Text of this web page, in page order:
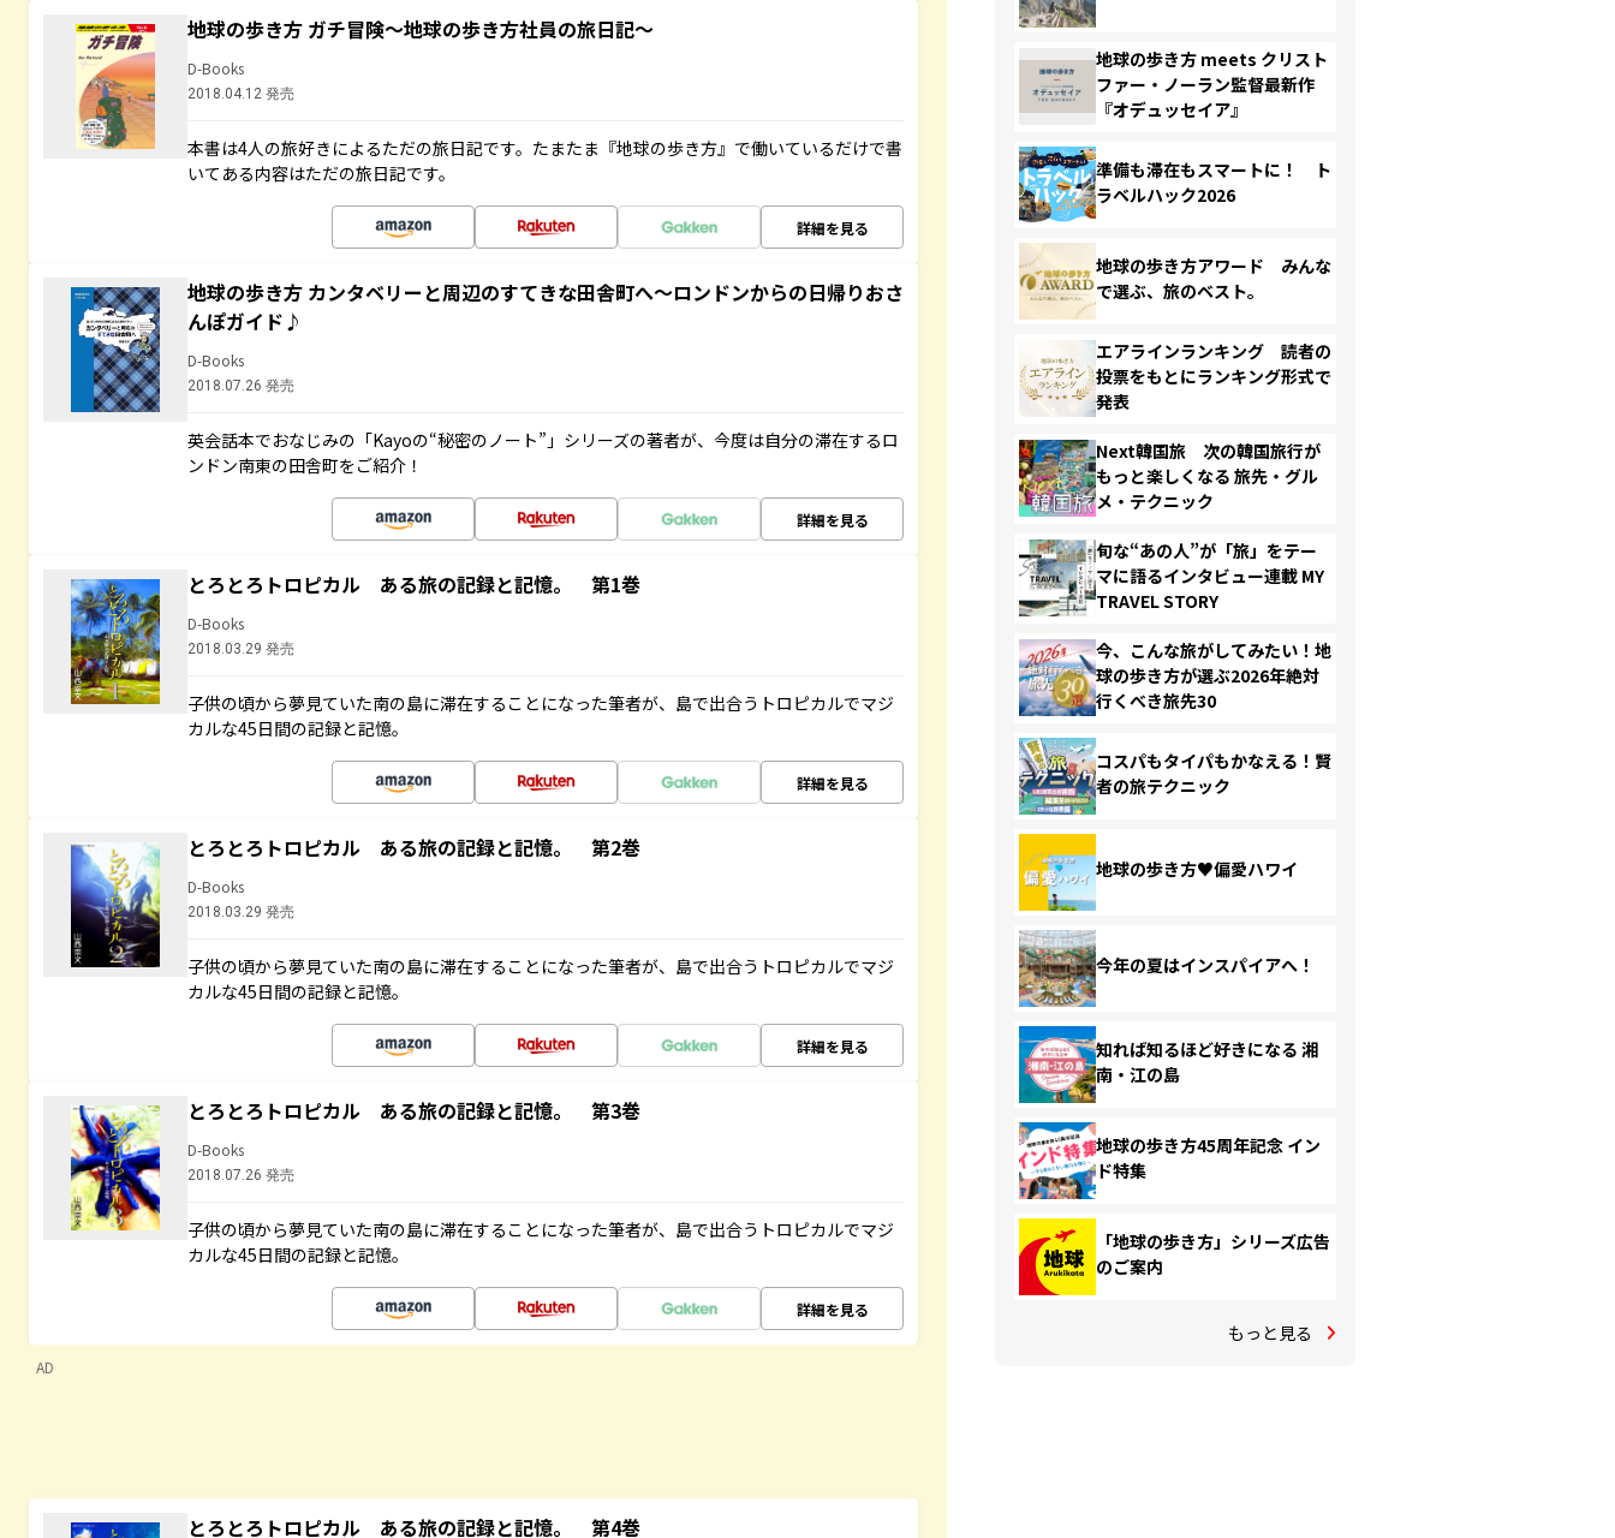
地球の歩き方 ガチ冒険～地球の歩き方社員の旅日記～
D-Books
2018.04.12 発売
本書は4人の旅好きによるただの旅日記です。たまたま『地球の歩き方』で働いているだけで書
いてある内容はただの旅日記です。
詳細を見る
地球の歩き方 カンタベリーと周辺のすてきな田舎町へ～ロンドンからの日帰りおさ
んぽガイド♪
D-Books
2018.07.26 発売
英会話本でおなじみの「Kayoの“秘密のノート”」シリーズの著者が、今度は自分の滞在するロ
ンドン南東の田舎町をご紹介！
詳細を見る
とろとろトロピカル ある旅の記録と記憶。 第1巻
D-Books
2018.03.29 発売
子供の頃から夢見ていた南の島に滞在することになった筆者が、島で出合うトロピカルでマジ
カルな45日間の記録と記憶。
詳細を見る
とろとろトロピカル ある旅の記録と記憶。 第2巻
D-Books
2018.03.29 発売
子供の頃から夢見ていた南の島に滞在することになった筆者が、島で出合うトロピカルでマジ
カルな45日間の記録と記憶。
詳細を見る
とろとろトロピカル ある旅の記録と記憶。 第3巻
D-Books
2018.07.26 発売
子供の頃から夢見ていた南の島に滞在することになった筆者が、島で出合うトロピカルでマジ
カルな45日間の記録と記憶。
詳細を見る
AD
とろとろトロピカル ある旅の記録と記憶。 第4巻
地球の歩き方 meets クリスト
ファー・ノーラン監督最新作
『オデュッセイア』
準備も滞在もスマートに！ ト
ラベルハック2026
地球の歩き方アワード みんな
で選ぶ、旅のベスト。
エアラインランキング 読者の
投票をもとにランキング形式で
発表
Next韓国旅 次の韓国旅行が
もっと楽しくなる 旅先・グル
メ・テクニック
旬な“あの人”が「旅」をテー
マに語るインタビュー連載 MY
TRAVEL STORY
今、こんな旅がしてみたい！地
球の歩き方が選ぶ2026年絶対
行くべき旅先30
コスパもタイパもかなえる！賢
者の旅テクニック
地球の歩き方♥偏愛ハワイ
今年の夏はインスパイアへ！
知れば知るほど好きになる 湘
南・江の島
地球の歩き方45周年記念 イン
ド特集
「地球の歩き方」シリーズ広告
のご案内
もっと見る